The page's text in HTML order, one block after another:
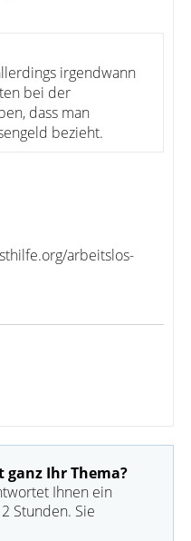
irgendwann
bei der
dass man
bezieht.
arbeitslos-
Ihr Thema?
Ihnen ein
Stunden. Sie